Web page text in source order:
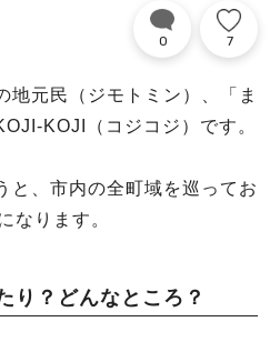
0 7
地元民（ジモトミン）、「ま
KOJI（コジコジ）です。
と、市内の全町域を巡ってお
なります。
り？どんなところ？